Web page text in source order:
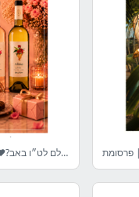
מחפשים את היין המושלם לט״ו באב?❤️ גלו מה מתאים לכם🍷👇 | פרסומת